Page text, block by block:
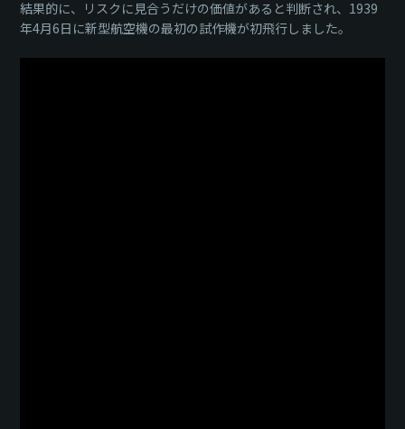
結果的に、リスクに見合うだけの価値があると判断され、1939
年4月6日に新型航空機の最初の試作機が初飛行しました。